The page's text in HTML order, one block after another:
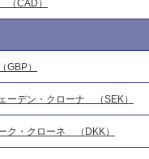
CAD）
）
ーデン・クローナ （SEK）
ク・クローネ （DKK）